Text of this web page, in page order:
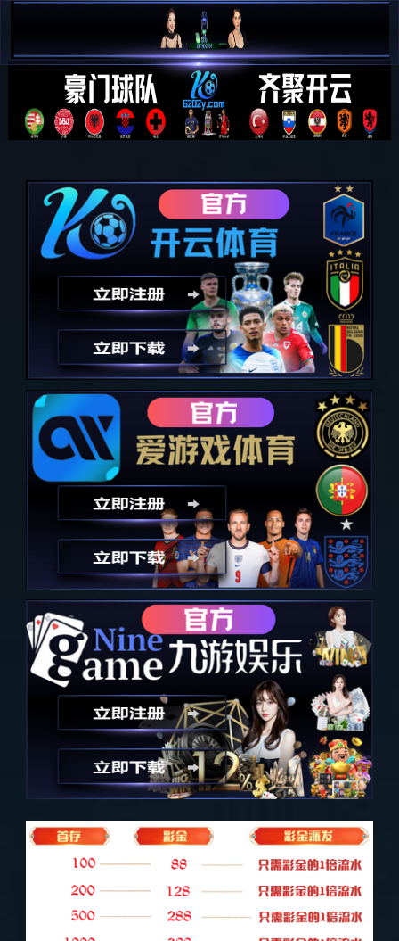
米兰·(milan)中国官方网站
选择属于您的生活方式 | CHOOSE YOUR LIFESTYLE
家居舒适之道 , 我的米兰